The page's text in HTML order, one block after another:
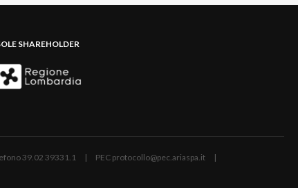
SHAREHOLDER
39.02 39331.1 | PEC protocollo@pec.ariaspa.it |